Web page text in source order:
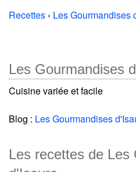
Recettes › Les Gourmandises
Les Gourmandises
Cuisine variée et facile
Blog : Les Gourmandises
Les recettes de Les